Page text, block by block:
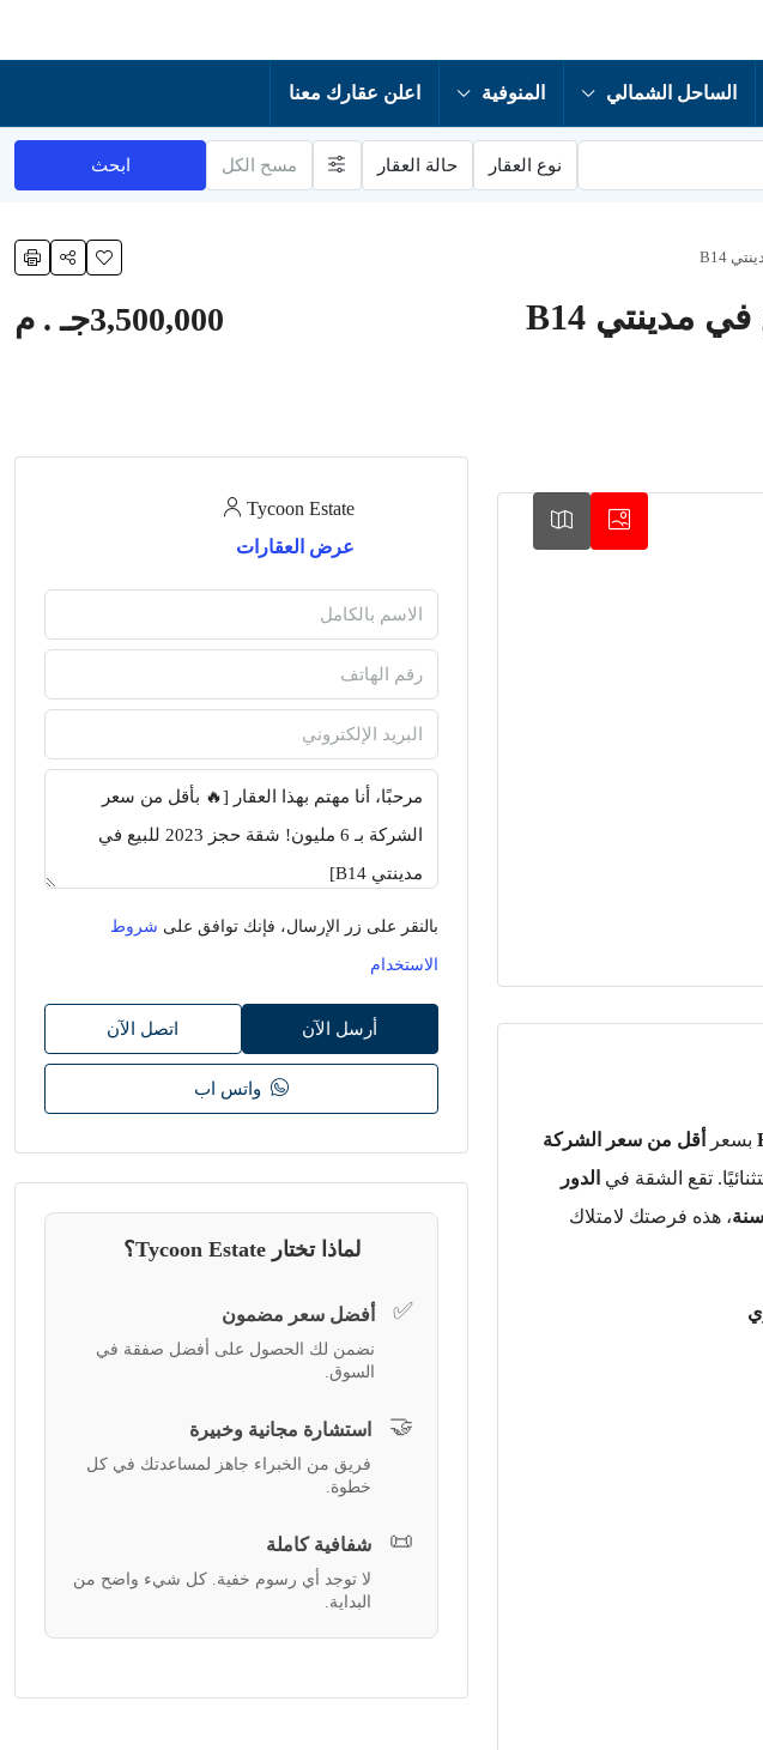
الساحل الشمالي المنوفية اعلن عقارك معنا
نوع العقار حالة العقار مسح الكل ابحث
3,500,000جـ . م
بسعر
أقل من سعر الشركة
تقع الشقة في الدور
، هذه فرصتك لامتلاك
Tycoon Estate
عرض العقارات
بالنقر على زر الإرسال، فإنك توافق على شروط
الاستخدام
أرسل الآن اتصل الآن
واتس اب
لماذا تختار Tycoon Estate؟
✅ أفضل سعر مضمون
نضمن لك الحصول على أفضل صفقة في
السوق.
🤝 استشارة مجانية وخبيرة
فريق من الخبراء جاهز لمساعدتك في كل
خطوة.
📜 شفافية كاملة
لا توجد أي رسوم خفية. كل شيء واضح من
البداية.